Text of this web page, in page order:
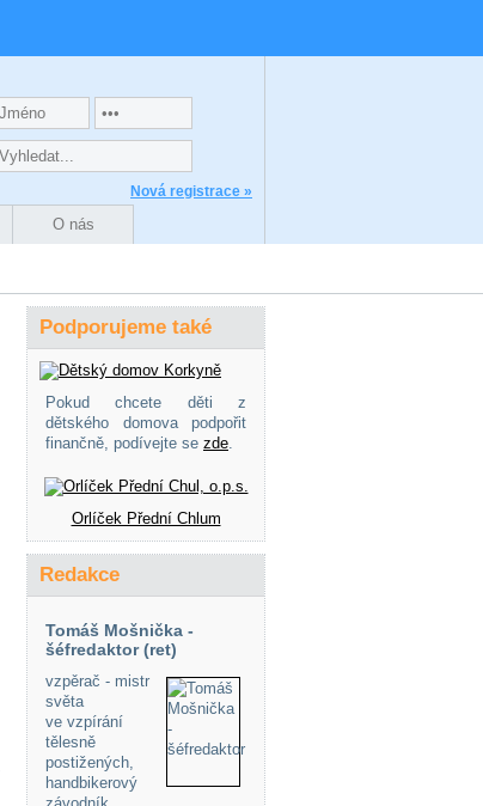
Nová registrace »
O nás
Podporujeme také
Pokud chcete děti z
dětského domova podpořit
finančně, podívejte se zde.
Orlíček Přední Chlum
Redakce
Tomáš Mošnička -
šéfredaktor (ret)
vzpěrač - mistr
světa
ve vzpírání
tělesně
postižených,
handbikerový